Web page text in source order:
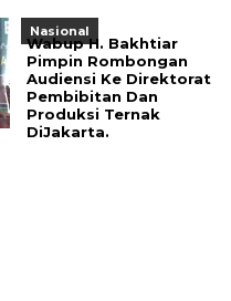
Nasional
Wabup H. Bakhtiar
Pimpin Rombongan
Audiensi Ke Direktorat
Pembibitan Dan
Produksi Ternak
DiJakarta.